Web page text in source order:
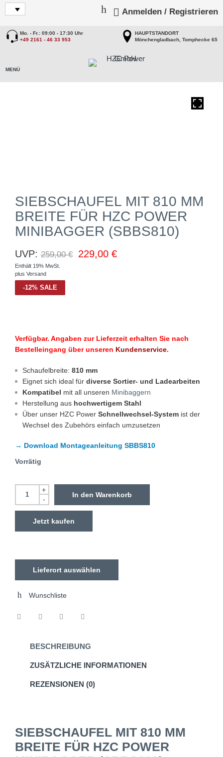
Anmelden / Registrieren
Mo. - Fr.: 09:00 - 17:30 Uhr
+49 2161 - 46 33 953
HAUPTSTANDORT
Mönchengladbach, Tomphecke 65
SIEBSCHAUFEL MIT 810 MM
BREITE FÜR HZC POWER
MINIBAGGER (SBBS810)
UVP: 259,00€ 229,00 €
Enthält 19% MwSt.
plus Versand
-12%SALE
Verfügbar. Angaben zur Lieferzeit erhalten Sie nach
Bestelleingang über unseren Kundenservice.
Schaufelbreite: 810 mm
Eignet sich ideal fürdiverse Sortier- und Ladearbeiten
Kompatibel mit all unseren Minibaggern
Herstellung aus hochwertigem Stahl
Über unser HZC Power Schnellwechsel-Systemist der
Wechsel des Zubehörs einfach umzusetzen
→ Download Montageanleitung SBBS810
Vorrätig
+
-
In den Warenkorb
Jetzt kaufen
Lieferort auswählen
Wunschliste
BESCHREIBUNG
ZUSÄTZLICHE INFORMATIONEN
REZENSIONEN (0)
SIEBSCHAUFEL MIT 810 MM
BREITE FÜR HZC POWER